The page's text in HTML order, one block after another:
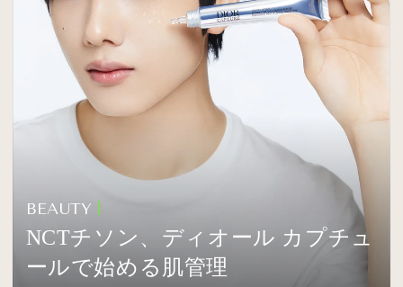
BEAUTY
NCTチソン、ディオール カプチュ
ールで始める肌管理